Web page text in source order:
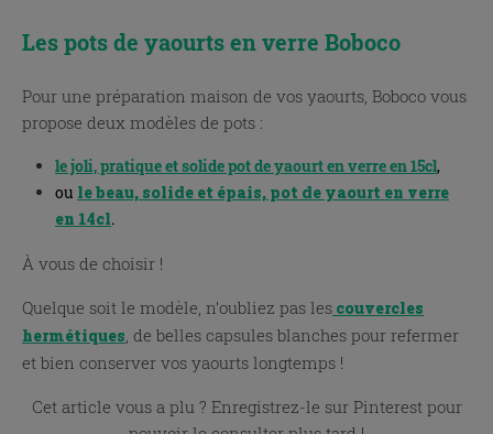
Les pots de yaourts en verre Boboco
Pour une préparation maison de vos yaourts, Boboco vous
propose deux modèles de pots :
le joli, pratique et solide pot de yaourt en verre en 15cl,
ou le beau, solide et épais, pot de yaourt en verre
en 14cl.
À vous de choisir !
Quelque soit le modèle, n’oubliez pas les couvercles
hermétiques, de belles capsules blanches pour refermer
et bien conserver vos yaourts longtemps !
Cet article vous a plu ? Enregistrez-le sur Pinterest pour